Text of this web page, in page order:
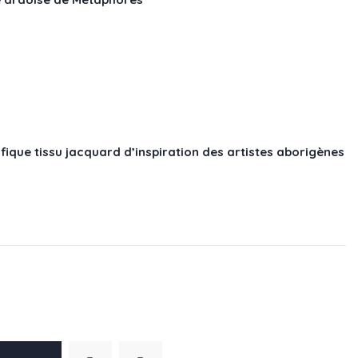
tissu jacquard d’inspiration des artistes aborigènes